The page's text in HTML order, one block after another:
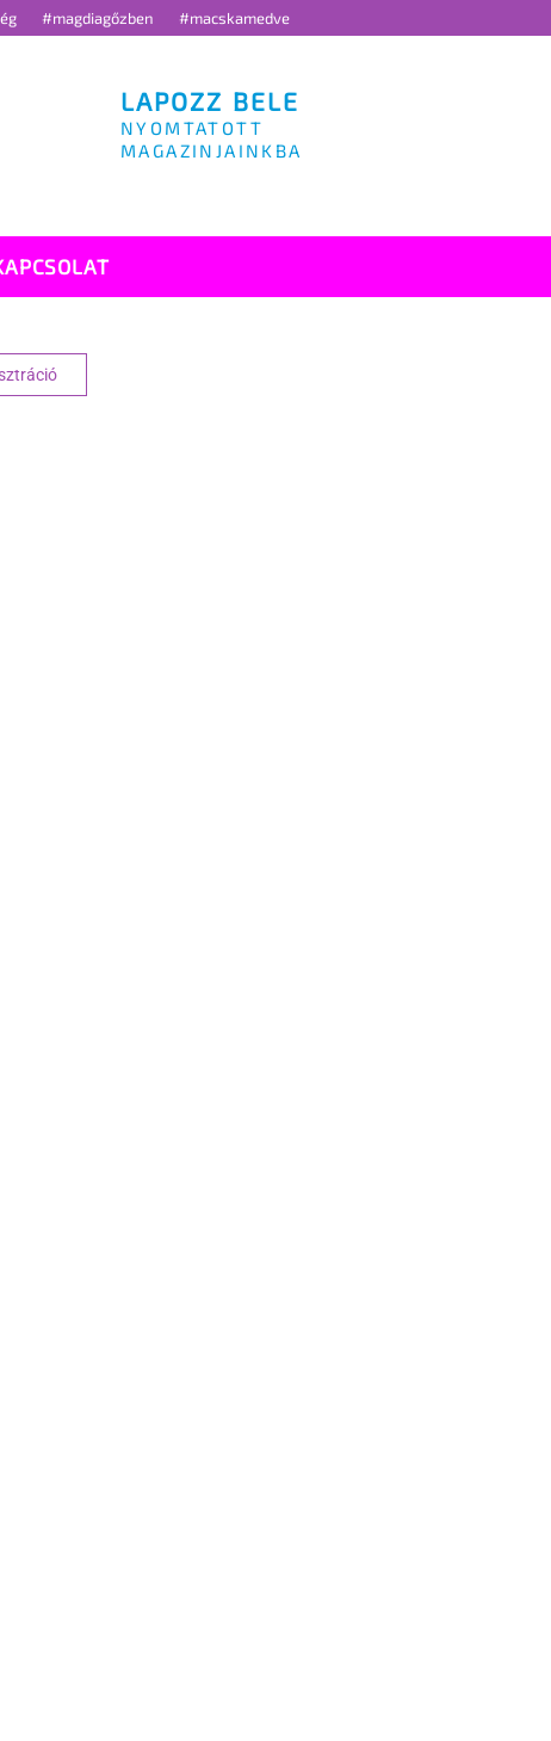
#magdiagőzben #macskamedve
LAPOZZ BELE
NYOMTATOTT
MAGAZINJAINKBA